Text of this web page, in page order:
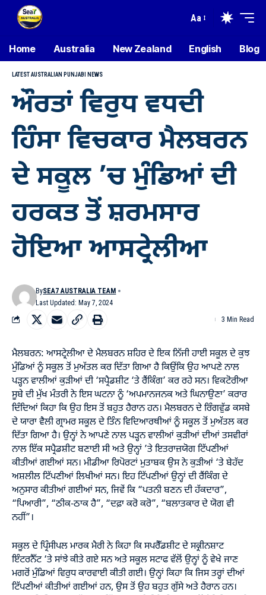
Aa
Home Australia New Zealand English Blog
LATEST AUSTRALIAN PUNJABI NEWS
ਔਰਤਾਂ ਵਿਰੁਧ ਵਧਦੀ
ਹਿੰਸਾ ਵਿਚਕਾਰ ਮੈਲਬਰਨ
ਦੇ ਸਕੂਲ ’ਚ ਮੁੰਡਿਆਂ ਦੀ
ਹਰਕਤ ਤੋਂ ਸ਼ਰਮਸਾਰ
ਹੋਇਆ ਆਸਟ੍ਰੇਲੀਆ
Last Updated: May 7, 2024
BySEA7 AUSTRALIA TEAM
3 Min Read
ਮੈਲਬਰਨ: ਆਸਟ੍ਰੇਲੀਆ ਦੇ ਮੈਲਬਰਨ ਸ਼ਹਿਰ ਦੇ ਇਕ ਨਿੱਜੀ ਹਾਈ ਸਕੂਲ ਦੇ ਕੁਝ
ਮੁੰਡਿਆਂ ਨੂੰ ਸਕੂਲ ਤੋਂ ਮੁਅੱਤਲ ਕਰ ਦਿੱਤਾ ਗਿਆ ਹੈ ਕਿਉਂਕਿ ਉਹ ਆਪਣੇ ਨਾਲ
ਪੜ੍ਹਨ ਵਾਲੀਆਂ ਕੁੜੀਆਂ ਦੀ ‘ਸਪ੍ਰੈਡਸ਼ੀਟ ‘ਤੇ ਰੈਂਕਿੰਗ’ ਕਰ ਰਹੇ ਸਨ। ਵਿਕਟੋਰੀਆ
ਸੂਬੇ ਦੀ ਮੁੱਖ ਮੰਤਰੀ ਨੇ ਇਸ ਘਟਨਾ ਨੂੰ ‘ਅਪਮਾਨਜਨਕ ਅਤੇ ਘਿਨਾਉਣਾ’ ਕਰਾਰ
ਦਿੰਦਿਆਂ ਕਿਹਾ ਕਿ ਉਹ ਇਸ ਤੋਂ ਬਹੁਤ ਹੈਰਾਨ ਹਨ। ਮੈਲਬਰਨ ਦੇ ਰਿੰਗਵੁੱਡ ਕਸਬੇ
ਦੇ ਯਾਰਾ ਵੈਲੀ ਗ੍ਰਾਮਰ ਸਕੂਲ ਦੇ ਤਿੰਨ ਵਿਦਿਆਰਥੀਆਂ ਨੂੰ ਸਕੂਲ ਤੋਂ ਮੁਅੱਤਲ ਕਰ
ਦਿੱਤਾ ਗਿਆ ਹੈ। ਉਨ੍ਹਾਂ ਨੇ ਆਪਣੇ ਨਾਲ ਪੜ੍ਹਨ ਵਾਲੀਆਂ ਕੁੜੀਆਂ ਦੀਆਂ ਤਸਵੀਰਾਂ
ਨਾਲ ਇੱਕ ਸਪ੍ਰੈਡਸ਼ੀਟ ਬਣਾਈ ਸੀ ਅਤੇ ਉਨ੍ਹਾਂ ’ਤੇ ਇਤਰਾਜ਼ਯੋਗ ਟਿੱਪਣੀਆਂ
ਕੀਤੀਆਂ ਗਈਆਂ ਸਨ। ਮੀਡੀਆ ਰਿਪੋਰਟਾਂ ਮੁਤਾਬਕ ਉਸ ਨੇ ਕੁੜੀਆਂ ‘ਤੇ ਬੇਹੱਦ
ਅਸ਼ਲੀਲ ਟਿੱਪਣੀਆਂ ਲਿਖੀਆਂ ਸਨ। ਇਹ ਟਿੱਪਣੀਆਂ ਉਨ੍ਹਾਂ ਦੀ ਰੈਂਕਿੰਗ ਦੇ
ਅਨੁਸਾਰ ਕੀਤੀਆਂ ਗਈਆਂ ਸਨ, ਜਿਵੇਂ ਕਿ “ਪਤਨੀ ਬਣਨ ਦੀ ਹੱਕਦਾਰ”,
“ਪਿਆਰੀ”, “ਠੀਕ-ਠਾਕ ਹੈ”, “ਦਫ਼ਾ ਕਰੋ ਕਰੋ”, “ਬਲਾਤਕਾਰ ਦੇ ਯੋਗ ਵੀ
ਨਹੀਂ”।
ਸਕੂਲ ਦੇ ਪ੍ਰਿੰਸੀਪਲ ਮਾਰਕ ਮੈਰੀ ਨੇ ਕਿਹਾ ਕਿ ਸਪਰੈੱਡਸ਼ੀਟ ਦੇ ਸਕ੍ਰੀਨਸ਼ਾਟ
ਇੰਟਰਨੈੱਟ ‘ਤੇ ਸਾਂਝੇ ਕੀਤੇ ਗਏ ਸਨ ਅਤੇ ਸਕੂਲ ਸਟਾਫ ਵੱਲੋਂ ਉਨ੍ਹਾਂ ਨੂੰ ਵੇਖੇ ਜਾਣ
ਮਗਰੋਂ ਮੁੰਡਿਆਂ ਵਿਰੁਧ ਕਾਰਵਾਈ ਕੀਤੀ ਗਈ। ਉਨ੍ਹਾਂ ਕਿਹਾ ਕਿ ਜਿਸ ਤਰ੍ਹਾਂ ਦੀਆਂ
ਟਿੱਪਣੀਆਂ ਕੀਤੀਆਂ ਗਈਆਂ ਹਨ, ਉਸ ਤੋਂ ਉਹ ਬਹੁਤ ਗੁੱਸੇ ਅਤੇ ਹੈਰਾਨ ਹਨ।